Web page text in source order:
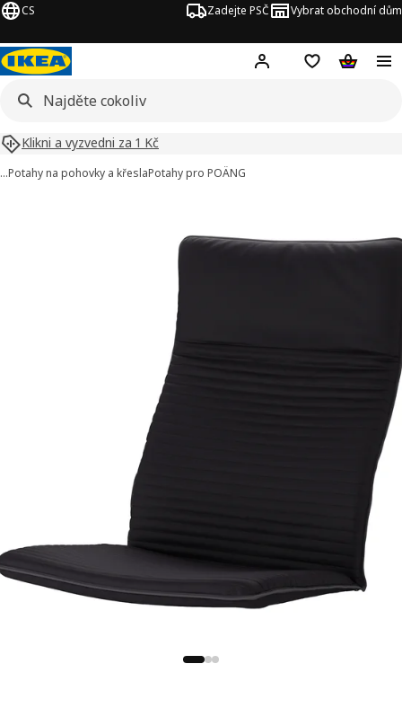
CS Zadejte PSČ Vybrat obchodní dům
Hej! Přihlášení
NákupníNákupní
Klikni a vyzvedni za 1 Kč
…Potahy na pohovky a křeslaPotahy pro POÄNG